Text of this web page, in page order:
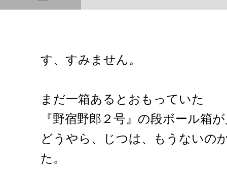
す、すみません。
まだ一箱あるとおもっていた
『野宿野郎２号』の段ボール箱
どうやら、じつは、もうないの
た。